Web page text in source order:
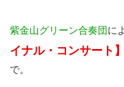
紫金山グリーン合奏団 に
イナル・コンサート】
で。